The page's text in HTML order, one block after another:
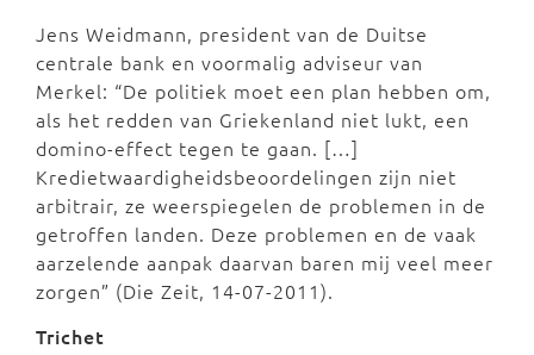
Jens Weidmann, president van de Duitse
centrale bank en voormalig adviseur van
Merkel: “De politiek moet een plan hebben om,
als het redden van Griekenland niet lukt, een
domino-effect tegen te gaan. […]
Kredietwaardigheidsbeoordelingen zijn niet
arbitrair, ze weerspiegelen de problemen in de
getroffen landen. Deze problemen en de vaak
aarzelende aanpak daarvan baren mij veel meer
zorgen” (Die Zeit, 14-07-2011).
Trichet